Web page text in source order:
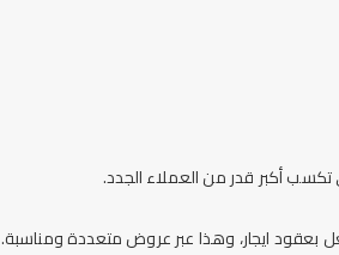
أكبر قدر من العملاء الجدد.
بعقود ايجار، وهذا عبر عروض متعددة ومناسبة.